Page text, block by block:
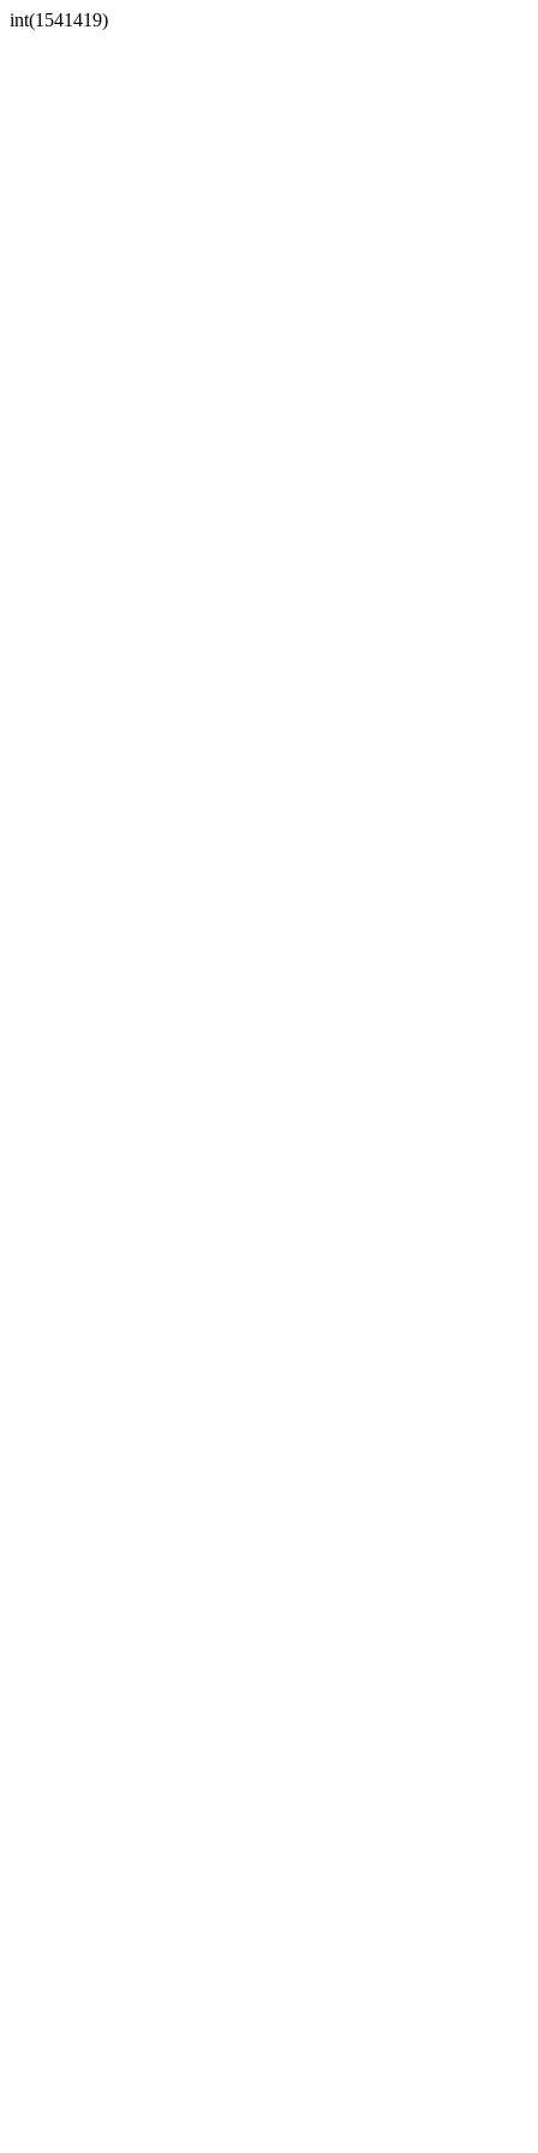
int(1541419)